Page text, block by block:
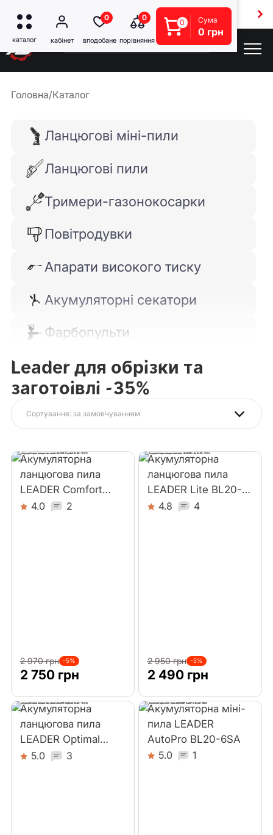
Безкоштовна доставка від 5000 грн
0 0
0 Сума
0 грн
Головна/Каталог
Ланцюгові міні-пили
Ланцюгові пили
Тримери-газонокосарки
Повітродувки
Апарати високого тиску
Акумуляторні секатори
Фарбопульти
Кущорізи
Набори Leader
Шурупокрути і викрутки
Тріскачки-гайковерти
Кутові шліфмашини
Шабельні пили
Будівельні фени
Гравери
Культиватори
Leader для обрізки та
заготоівлі -35%
Сортування: за замовчуванням
Акумуляторна
ланцюгова пила
LEADER Comfort
BL20-10SС
4.0 2
2 970 грн -5%
2 750 грн
Акумуляторна
ланцюгова пила
LEADER Lite BL20-
10SL
4.8 4
2 950 грн -5%
2 490 грн
Акумуляторна
ланцюгова пила
LEADER Optimal
BL20-10SO
5.0 3
Акумуляторна міні-
пила LEADER
AutoPro BL20-6SA
5.0 1